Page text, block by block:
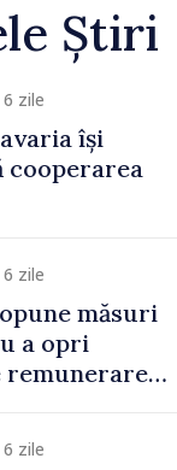
Știri
zile
își
cooperarea
zile
măsuri
a opri
zile